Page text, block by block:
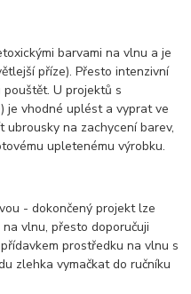
barvami na vlnu a je
příze). Přesto intenzivní
U projektů s
je vhodné uplést a vyprat ve
ubrousky na zachycení barev,
upletenému výrobku.
- dokončený projekt lze
vlnu, přesto doporučuji
prostředku na vlnu s
zlehka vymačkat do ručníku